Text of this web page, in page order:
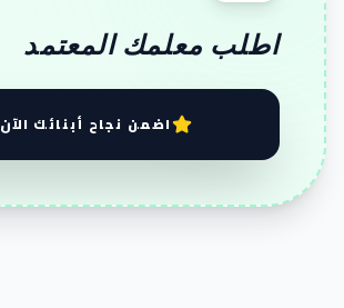
اطلب معلمك المعتمد
اضمن نجاح أبنائك الآن